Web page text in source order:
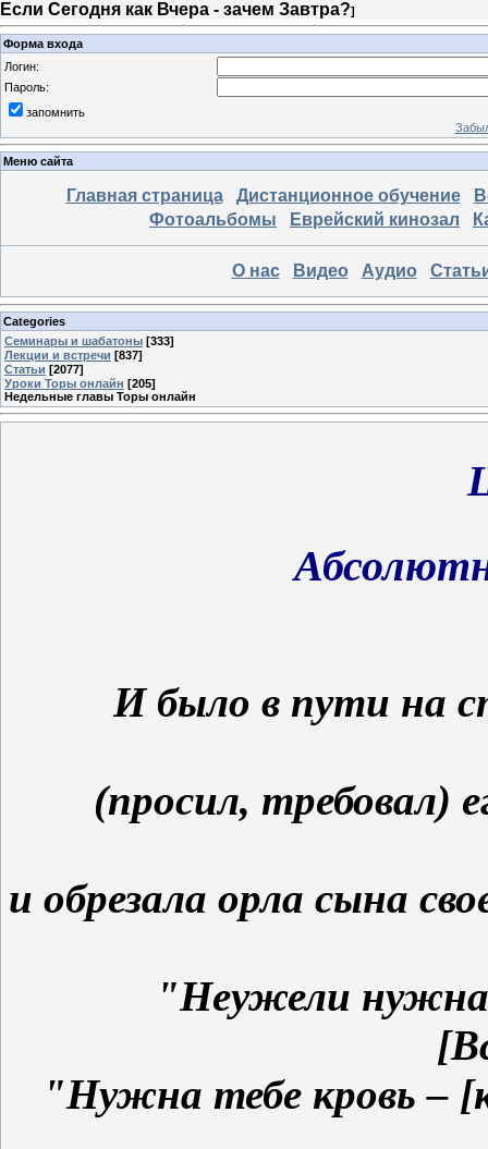
Если Сегодня как Вчера - зачем Завтра?]
Форма входа
Логин:
Пароль:
запомнить
Меню сайта
Главная страница Дистанционное обучение
Фотоальбомы
Еврейский кинозал
О нас Видео Аудио
Categories
Семинары и шабатоны [333]
Лекции и встречи [837]
Статьи [2077]
Уроки Торы онлайн [205]
Недельные главы Торы онлайн
И было в пути на
(просил, требовал)
и обрезала орла сына
"Неужели
"Нужна тебе кровь –